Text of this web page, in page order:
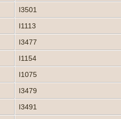
I3501
I1113
I3477
I1154
I1075
I3479
I3491